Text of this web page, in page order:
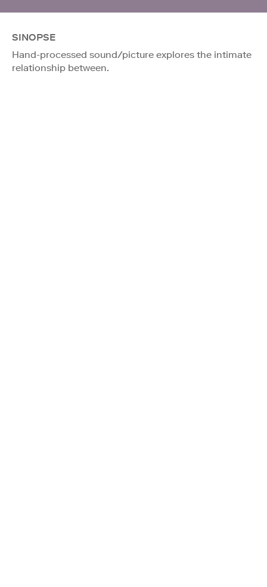
SINOPSE
Hand-processed sound/picture explores the intimate
relationship between.